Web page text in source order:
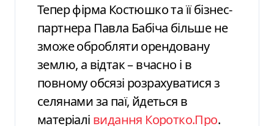
Тепер фірма Костюшко та її бізнес-
партнера Павла Бабіча більше не
зможе обробляти орендовану
землю, а відтак – вчасно і в
повному обсязі розрахуватися з
селянами за паї, йдеться в
матеріалі видання Коротко.Про.